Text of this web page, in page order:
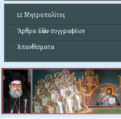
12 Μητροπολίτες
Ἄρθρα ἄλλων συγγραφέων
Ἀπανθίσματα